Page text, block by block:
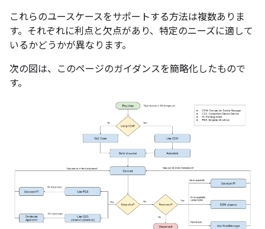
これらのユースケースをサポートする方法は複数ありま
す。それぞれに利点と欠点があり、特定のニーズに適して
いるかどうかが異なります。
次の図は、このページのガイダンスを簡略化したもので
す。